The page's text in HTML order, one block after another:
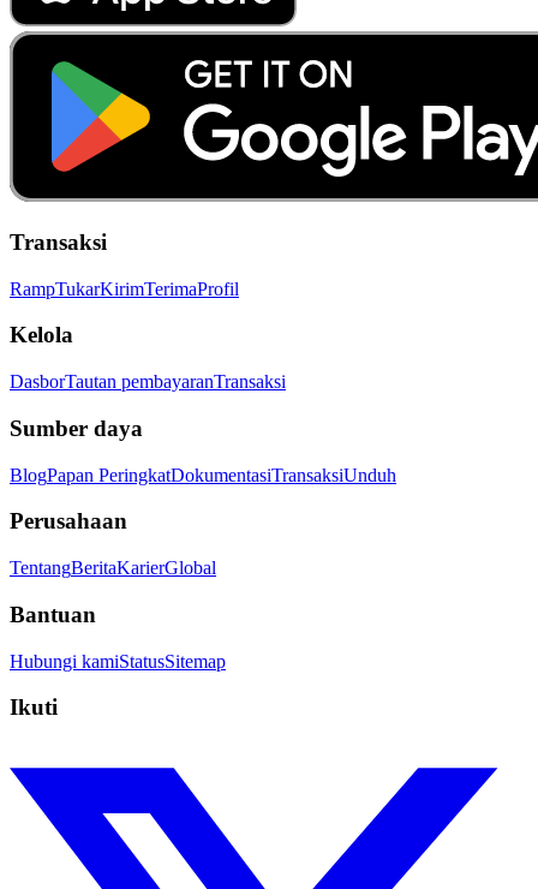
Transaksi
RampTukarKirimTerimaProfil
Kelola
DasborTautan pembayaranTransaksi
Sumber daya
BlogPapan PeringkatDokumentasiTransaksiUnduh
Perusahaan
TentangBeritaKarierGlobal
Bantuan
Hubungi kamiStatusSitemap
Ikuti